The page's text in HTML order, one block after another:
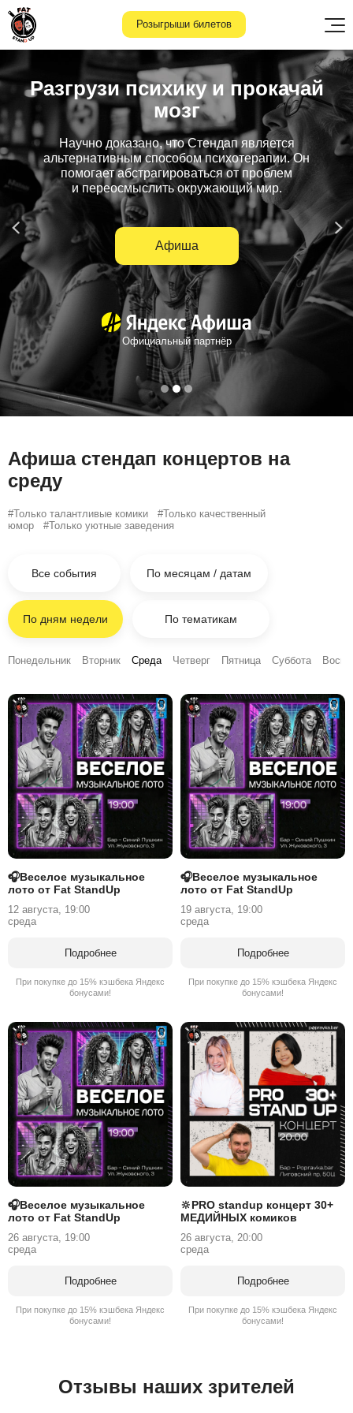
Розыгрыши билетов
Разгрузи психику и прокачай
мозг
Научно доказано, что Стендап является
альтернативным способом психотерапии. Он
помогает абстрагироваться от проблем
и переосмыслить окружающий мир.
Афиша
Официальный партнёр
Афиша стендап концертов на
среду
#Только талантливые комики #Только качественный
юмор #Только уютные заведения
Все события По месяцам / датам
По дням недели По тематикам
Понедельник Вторник Среда Четверг Пятница Суббота
🎧Веселое музыкальное
лото от Fat StandUp
12 августа, 19:00
среда
Подробнее
При покупке до 15% кэшбека Яндекс
бонусами!
🎧Веселое музыкальное
лото от Fat StandUp
19 августа, 19:00
среда
Подробнее
При покупке до 15% кэшбека Яндекс
бонусами!
🎧Веселое музыкальное
лото от Fat StandUp
26 августа, 19:00
среда
Подробнее
При покупке до 15% кэшбека Яндекс
бонусами!
🔆PRO standup концерт 30+
МЕДИЙНЫХ комиков
26 августа, 20:00
среда
Подробнее
При покупке до 15% кэшбека Яндекс
бонусами!
Отзывы наших зрителей